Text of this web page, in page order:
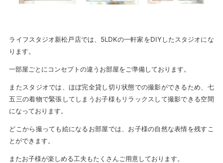
ライフスタジオ新松戸店では、5LDKの一軒家をDIYしたスタジオにな
ります。
一部屋ごとにコンセプトの違うお部屋をご準備しております。
またスタジオでは、ほぼ完全貸し切り状態での撮影ができるため、七
五三の着物で緊張してしまうお子様もリラックスして撮影できる空間
になっております。
どこから撮っても絵になるお部屋では、お子様の自然な表情を残すこ
とができます。
またお子様が楽しめる工夫もたくさんご用意しております。